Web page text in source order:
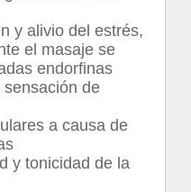
y alivio del estrés,
el masaje se
endorfinas
de
a causa de
y tonicidad de la